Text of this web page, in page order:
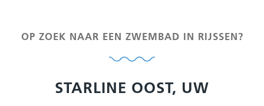
OP ZOEK NAAR EEN ZWEMBAD IN RIJSSEN?
STARLINE OOST, UW